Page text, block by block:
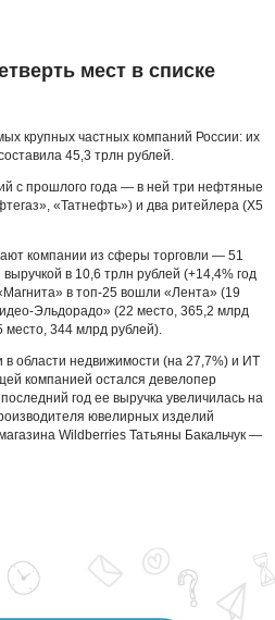
мест в списке
крупных частных компаний России: их
45,3 трлн рублей.
с прошлого года — в ней три нефтяные
«Татнефть») и два ритейлера (X5
компании из сферы торговли — 51
в 10,6 трлн рублей (+14,4% год
в топ-25 вошли «Лента» (19
Эльдорадо» (22 место, 365,2 млрд
место, 344 млрд рублей).
в области недвижимости (на 27,7%) и ИТ
компанией остался девелопер
год ее выручка увеличилась на
ювелирных изделий
Wildberries Татьяны Бакальчук —